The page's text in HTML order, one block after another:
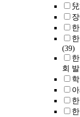
(39)
회